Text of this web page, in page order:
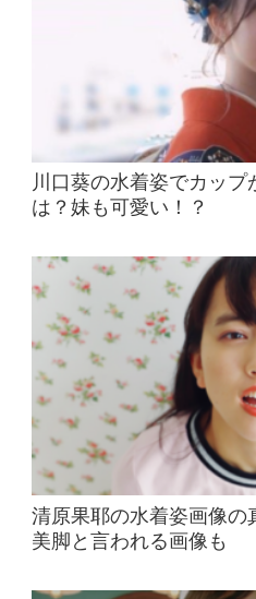
川口葵の水着姿でカッ
は？妹も可愛い！？
清原果耶の水着姿画像の
美脚と言われる画像も